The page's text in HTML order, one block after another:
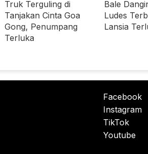
Truk Terguling di
Tanjakan Cinta Goa
Gong, Penumpang
Terluka
Bale
Ludes
Lansia
Facebook
Instagram
TikTok
Youtube